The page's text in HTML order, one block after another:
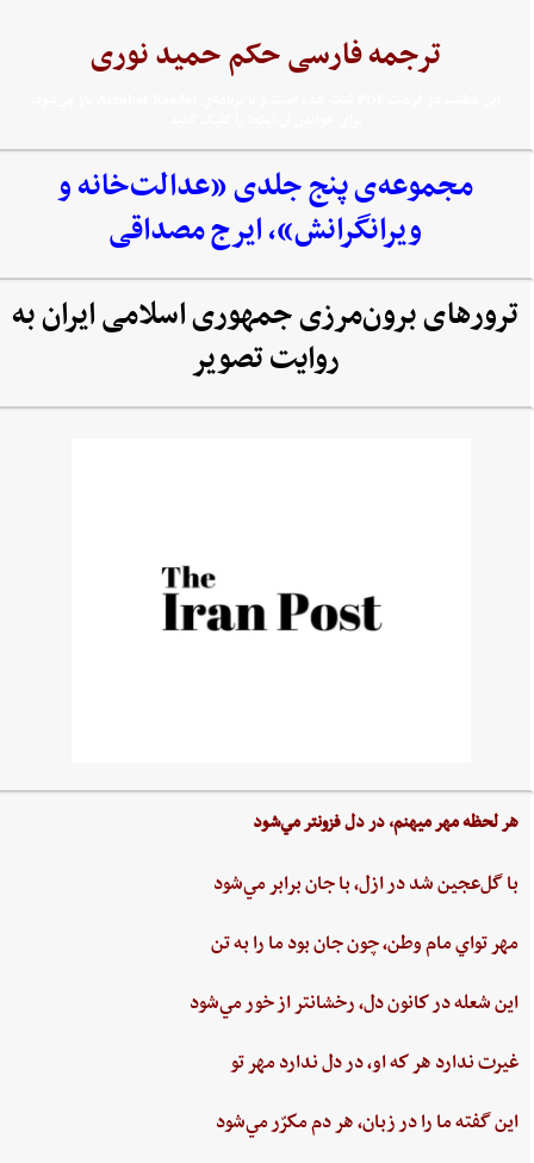
ترجمه فارسی حکم حمید نوری
مجموعه‌‌ی پنج جلدی «عدالت‌خانه و
ویرانگرانش»، ایرج مصداقی
ترورهای برون‌مرزی جمهوری اسلامی ایران به
روایت تصویر
هر لحظه‌ مهر ميهنم،‌ در دل‌ فزونتر مي‌شود
با گل‌عجين‌ شد در ازل،‌ با جان‌ برابر مي‌شود
مهر تواي ‌مام ‌وطن،‌ چون‌ جان‌ بود ما را به‌ تن
اين ‌شعله ‌در كانون ‌دل، ‌رخشانتر از خور مي‌شود
غيرت‌ ندارد هر كه او، در دل‌ ندارد مهر تو
اين‌ گفته‌ ما را در زبان، هر دم‌ مكرّر مي‌شود